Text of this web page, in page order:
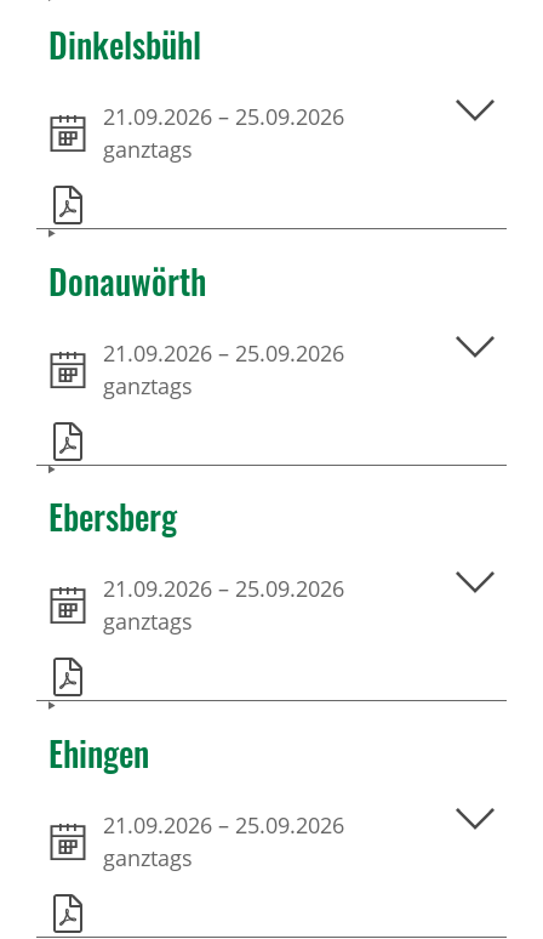
Dinkelsbühl
21.09.2026 – 25.09.2026
ganztags
Donauwörth
21.09.2026 – 25.09.2026
ganztags
Ebersberg
21.09.2026 – 25.09.2026
ganztags
Ehingen
21.09.2026 – 25.09.2026
ganztags